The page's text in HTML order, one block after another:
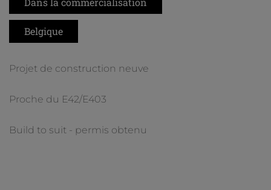
Belgique
Projet de construction neuve
Proche du E42/E403
Build to suit - permis obtenu